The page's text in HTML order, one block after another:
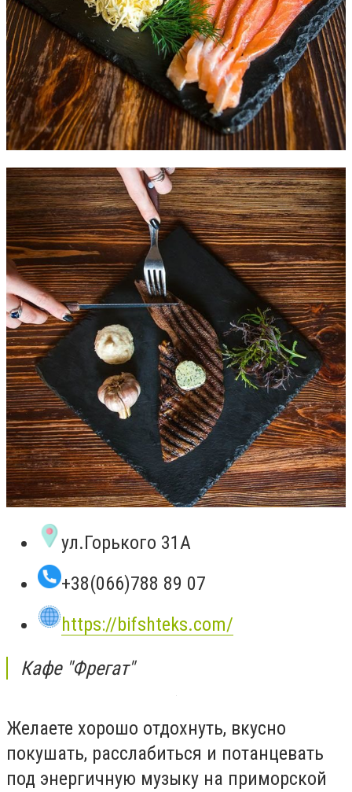
ул.Горького 31А
+38(066)788 89 07
https://bifshteks.com/
Кафе "Фрегат"
Желаете хорошо отдохнуть, вкусно
покушать, расслабиться и потанцевать
под энергичную музыку на приморской